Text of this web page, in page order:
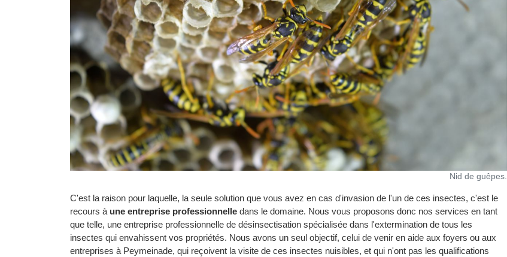
Nid de guêpes.
C'est la raison pour laquelle, la seule solution que vous avez en cas d'invasion de l'un de ces insectes, c'est le
recours à une entreprise professionnelle dans le domaine. Nous vous proposons donc nos services en tant
que telle, une entreprise professionnelle de désinsectisation spécialisée dans l'extermination de tous les
insectes qui envahissent vos propriétés. Nous avons un seul objectif, celui de venir en aide aux foyers ou aux
entreprises à Peymeinade, qui reçoivent la visite de ces insectes nuisibles, et qui n'ont pas les qualifications